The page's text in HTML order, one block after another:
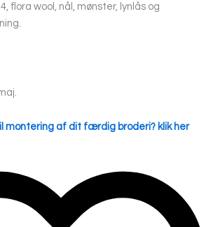
flora wool, nål, mønster, lynlås og
montering af dit færdig broderi? klik her